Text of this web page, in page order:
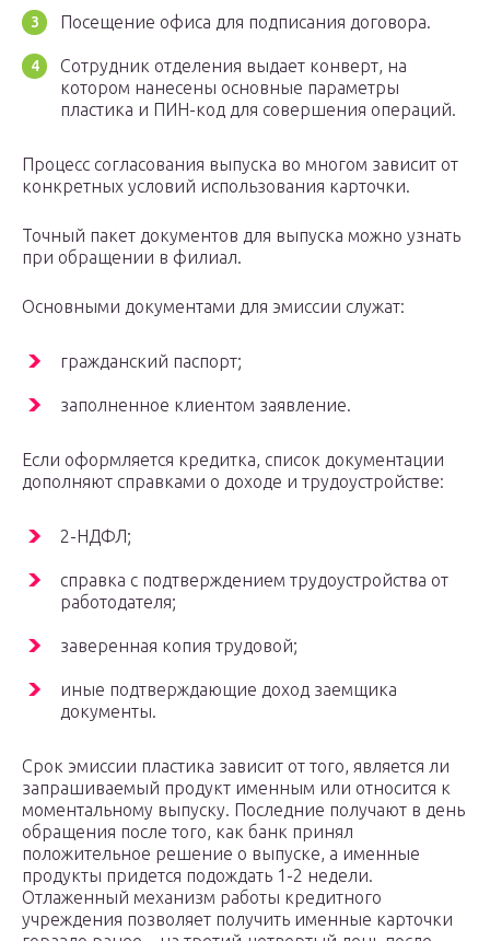
Посещение офиса для подписания договора.
Сотрудник отделения выдает конверт, на
котором нанесены основные параметры
пластика и ПИН-код для совершения операций.
Процесс согласования выпуска во многом зависит от
конкретных условий использования карточки.
Точный пакет документов для выпуска можно узнать
при обращении в филиал.
Основными документами для эмиссии служат:
гражданский паспорт;
заполненное клиентом заявление.
Если оформляется кредитка, список документации
дополняют справками о доходе и трудоустройстве:
2-НДФЛ;
справка с подтверждением трудоустройства от
работодателя;
заверенная копия трудовой;
иные подтверждающие доход заемщика
документы.
Срок эмиссии пластика зависит от того, является ли
запрашиваемый продукт именным или относится к
моментальному выпуску. Последние получают в день
обращения после того, как банк принял
положительное решение о выпуске, а именные
продукты придется подождать 1-2 недели.
Отлаженный механизм работы кредитного
учреждения позволяет получить именные карточки